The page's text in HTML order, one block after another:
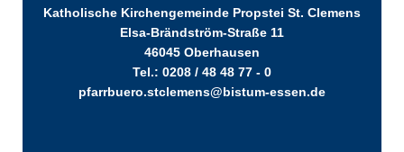
Katholische Kirchengemeinde Propstei St. Clemens
Elsa-Brändström-Straße 11
46045 Oberhausen
Tel.: 0208 / 48 48 77 - 0
pfarrbuero.stclemens@bistum-essen.de